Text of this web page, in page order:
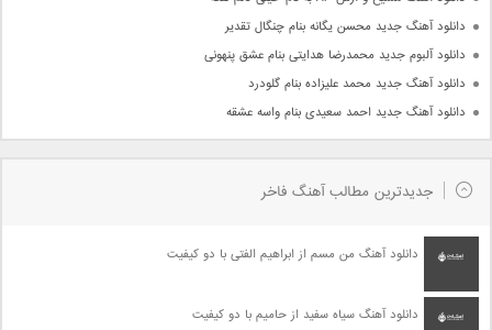
دانلود آهنگ جدید محسن یگانه بنام چنگال تقدیر
دانلود آلبوم جدید محمدرضا هدایتی بنام عشق پنهونی
دانلود آهنگ جدید محمد علیزاده بنام گلودرد
دانلود آهنگ جدید احمد سعیدی بنام واسه عشقه
جدیدترین مطالب آهنگ فاخر
دانلود آهنگ من مسم از ابراهیم الفتی با دو کیفیت
دانلود آهنگ سیاه سفید از حامیم با دو کیفیت